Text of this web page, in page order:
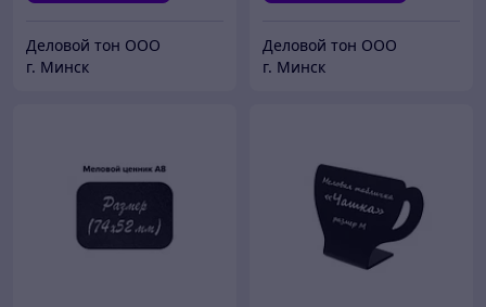
Деловой тон ООО
г. Минск
Деловой тон ООО
г. Минск